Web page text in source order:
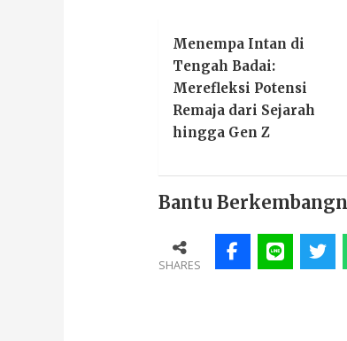
Menempa Intan di
Tengah Badai:
Merefleksi Potensi
Remaja dari Sejarah
hingga Gen Z
Bantu
SHARES